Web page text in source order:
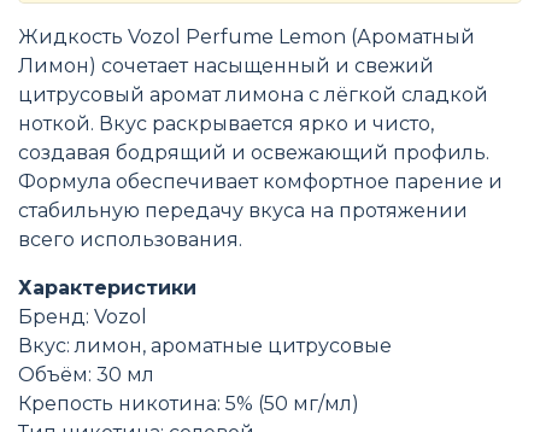
Жидкость Vozol Perfume Lemon (Ароматный
Лимон) сочетает насыщенный и свежий
цитрусовый аромат лимона с лёгкой сладкой
ноткой. Вкус раскрывается ярко и чисто,
создавая бодрящий и освежающий профиль.
Формула обеспечивает комфортное парение и
стабильную передачу вкуса на протяжении
всего использования.
Характеристики
Бренд: Vozol
Вкус: лимон, ароматные цитрусовые
Объём: 30 мл
Крепость никотина: 5% (50 мг/мл)